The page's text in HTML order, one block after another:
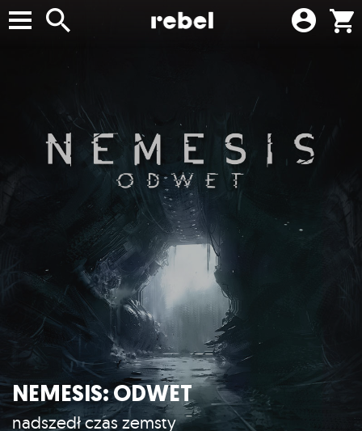
NEMESIS: ODWET
nadszedł czas zemsty